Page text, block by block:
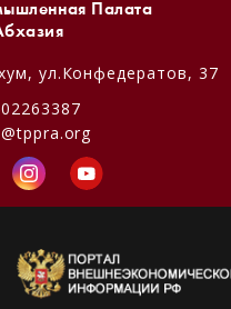
Палата
ул.Конфедератов, 37